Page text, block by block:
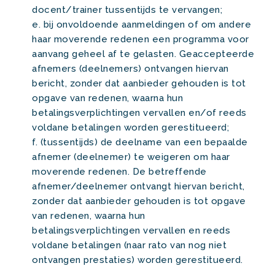
docent/trainer tussentijds te vervangen;
e. bij onvoldoende aanmeldingen of om andere
haar moverende redenen een programma voor
aanvang geheel af te gelasten. Geaccepteerde
afnemers (deelnemers) ontvangen hiervan
bericht, zonder dat aanbieder gehouden is tot
opgave van redenen, waarna hun
betalingsverplichtingen vervallen en/of reeds
voldane betalingen worden gerestitueerd;
f. (tussentijds) de deelname van een bepaalde
afnemer (deelnemer) te weigeren om haar
moverende redenen. De betreffende
afnemer/deelnemer ontvangt hiervan bericht,
zonder dat aanbieder gehouden is tot opgave
van redenen, waarna hun
betalingsverplichtingen vervallen en reeds
voldane betalingen (naar rato van nog niet
ontvangen prestaties) worden gerestitueerd.